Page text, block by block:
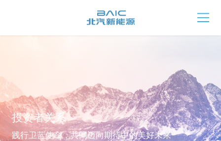
投资者关系
践行卫蓝使命，共同迈向期待中的美好未来